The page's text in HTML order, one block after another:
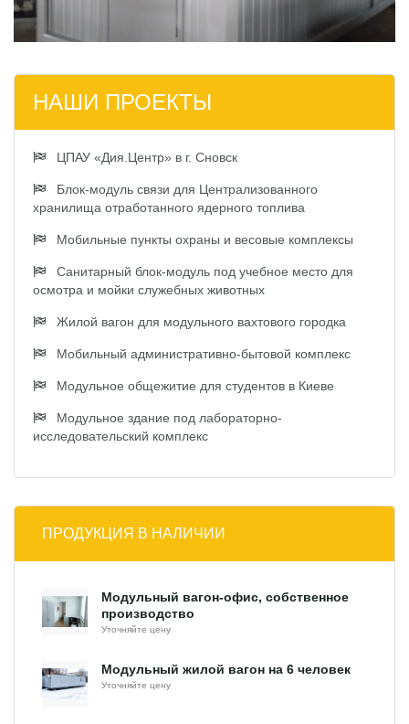
НАШИ ПРОЕКТЫ
ЦПАУ «Дия.Центр» в г. Сновск
Блок-модуль связи для Централизованного
хранилища отработанного ядерного топлива
Мобильные пункты охраны и весовые комплексы
Санитарный блок-модуль под учебное место для
осмотра и мойки служебных животных
Жилой вагон для модульного вахтового городка
Мобильный административно-бытовой комплекс
Модульное общежитие для студентов в Киеве
Модульное здание под лабораторно-
исследовательский комплекс
ПРОДУКЦИЯ В НАЛИЧИИ
Модульный вагон-офис, собственное
производство
Уточняйте цену
Модульный жилой вагон на 6 человек
Уточняйте цену